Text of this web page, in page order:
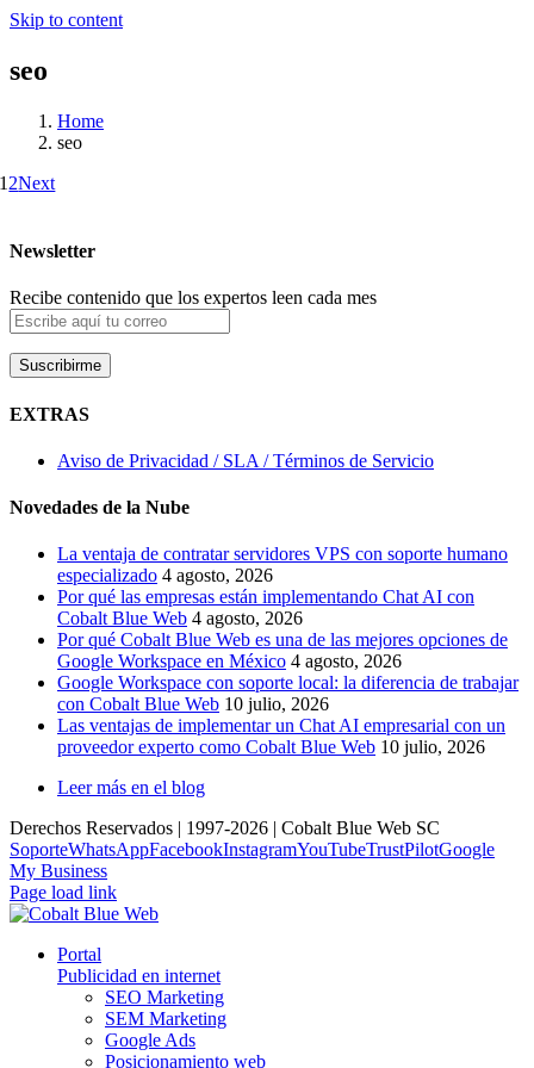
Skip to content
seo
Home
seo
1 2Next
Newsletter
Recibe contenido que los expertos leen cada mes
EXTRAS
Aviso de Privacidad / SLA / Términos de Servicio
Novedades de la Nube
La ventaja de contratar servidores VPS con soporte humano
especializado 4 agosto, 2026
Por qué las empresas están implementando Chat AI con
Cobalt Blue Web 4 agosto, 2026
Por qué Cobalt Blue Web es una de las mejores opciones de
Google Workspace en México 4 agosto, 2026
Google Workspace con soporte local: la diferencia de trabajar
con Cobalt Blue Web 10 julio, 2026
Las ventajas de implementar un Chat AI empresarial con un
proveedor experto como Cobalt Blue Web 10 julio, 2026
Leer más en el blog
Derechos Reservados | 1997-2026 | Cobalt Blue Web SC
SoporteWhatsAppFacebookInstagramYouTubeTrustPilotGoogle
My Business
Page load link
Portal
Publicidad en internet
SEO Marketing
SEM Marketing
Google Ads
Posicionamiento web